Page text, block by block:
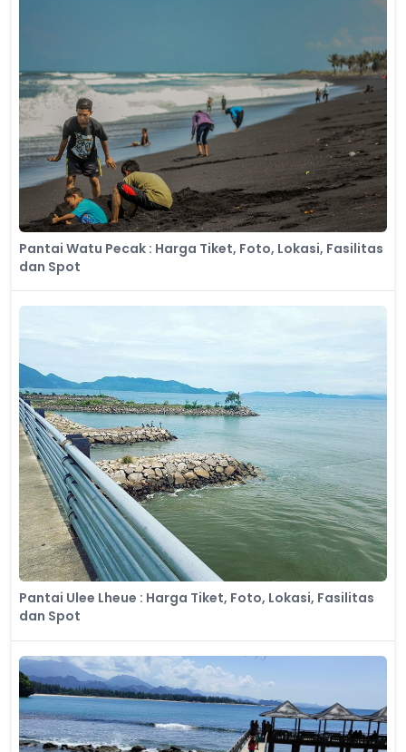
Pantai Watu Pecak : Harga Tiket, Foto, Lokasi, Fasilitas
dan Spot
Pantai Ulee Lheue : Harga Tiket, Foto, Lokasi, Fasilitas
dan Spot